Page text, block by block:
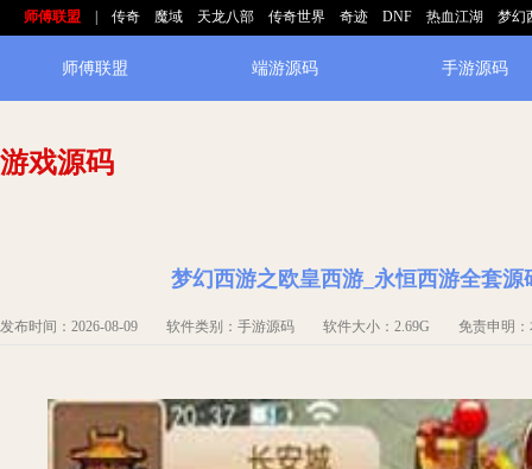
师傅联盟 传奇 魔域 天龙八部 传奇世界 奇迹 DNF 热血江湖 梦幻
师傅联盟 端游源码 手游源码
游戏源码
梦幻西游之欧皇西游_永恒西游全套
发布时间：2026-08-09 软件类别：手游源码 软件大小：2.69G 免责申明：